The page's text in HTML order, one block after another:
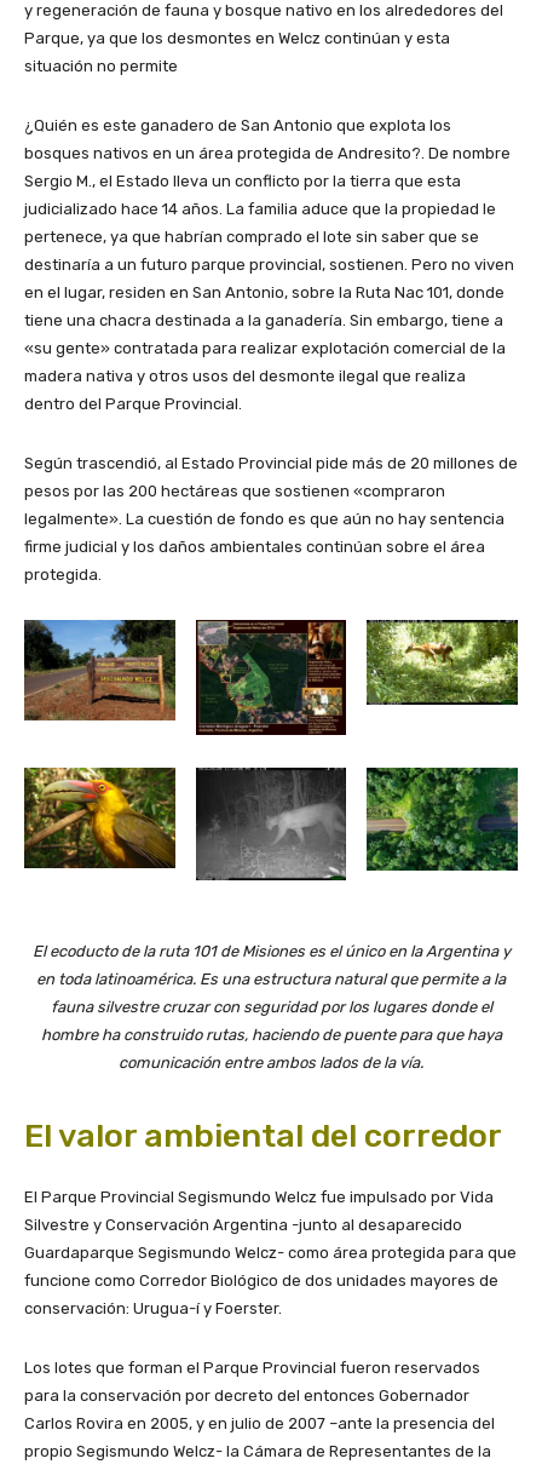
y regeneración de fauna y bosque nativo en los alrededores del
Parque, ya que los desmontes en Welcz continúan y esta
situación no permite
¿Quién es este ganadero de San Antonio que explota los
bosques nativos en un área protegida de Andresito?. De nombre
Sergio M., el Estado lleva un conflicto por la tierra que esta
judicializado hace 14 años. La familia aduce que la propiedad le
pertenece, ya que habrían comprado el lote sin saber que se
destinaría a un futuro parque provincial, sostienen. Pero no viven
en el lugar, residen en San Antonio, sobre la Ruta Nac 101, donde
tiene una chacra destinada a la ganadería. Sin embargo, tiene a
«su gente» contratada para realizar explotación comercial de la
madera nativa y otros usos del desmonte ilegal que realiza
dentro del Parque Provincial.
Según trascendió, al Estado Provincial pide más de 20 millones de
pesos por las 200 hectáreas que sostienen «compraron
legalmente». La cuestión de fondo es que aún no hay sentencia
firme judicial y los daños ambientales continúan sobre el área
protegida.
El ecoducto de la ruta 101 de Misiones es el único en la Argentina y
en toda latinoamérica. Es una estructura natural que permite a la
fauna silvestre cruzar con seguridad por los lugares donde el
hombre ha construido rutas, haciendo de puente para que haya
comunicación entre ambos lados de la vía.
El valor ambiental del corredor
El Parque Provincial Segismundo Welcz fue impulsado por Vida
Silvestre y Conservación Argentina -junto al desaparecido
Guardaparque Segismundo Welcz- como área protegida para que
funcione como Corredor Biológico de dos unidades mayores de
conservación: Urugua-í y Foerster.
Los lotes que forman el Parque Provincial fueron reservados
para la conservación por decreto del entonces Gobernador
Carlos Rovira en 2005, y en julio de 2007 –ante la presencia del
propio Segismundo Welcz- la Cámara de Representantes de la